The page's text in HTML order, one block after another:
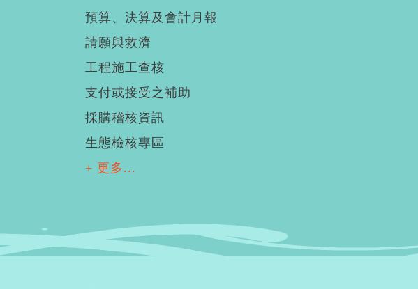
預算、決算及會計月報
請願與救濟
工程施工查核
支付或接受之補助
採購稽核資訊
生態檢核專區
+ 更多...